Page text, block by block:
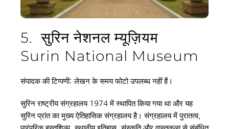
5.  सुरिन नेशनल म्यूज़ियम
Surin National Museum
संपादक की टिप्पणी: लेखन के समय फोटो उपलब्ध नहीं हैं।
सुरिन राष्ट्रीय संग्रहालय 1974 में स्थापित किया गया था और यह
सुरिन प्रांत का मुख्य ऐतिहासिक संग्रहालय है। संग्रहालय में पुरातत्व,